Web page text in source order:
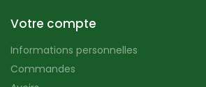
Votre compte
Informations personnelles
Commandes